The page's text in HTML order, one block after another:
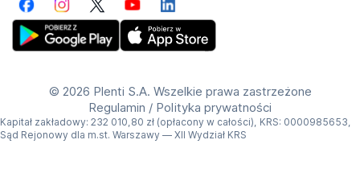
FacebookInstagramTwitterYouTubeLinkedIn
© 2026 Plenti S.A. Wszelkie prawa zastrzeżone
Regulamin / Polityka prywatności
Kapitał zakładowy: 232 010,80 zł (opłacony w całości), KRS: 0000985653,
Sąd Rejonowy dla m.st. Warszawy — XII Wydział KRS